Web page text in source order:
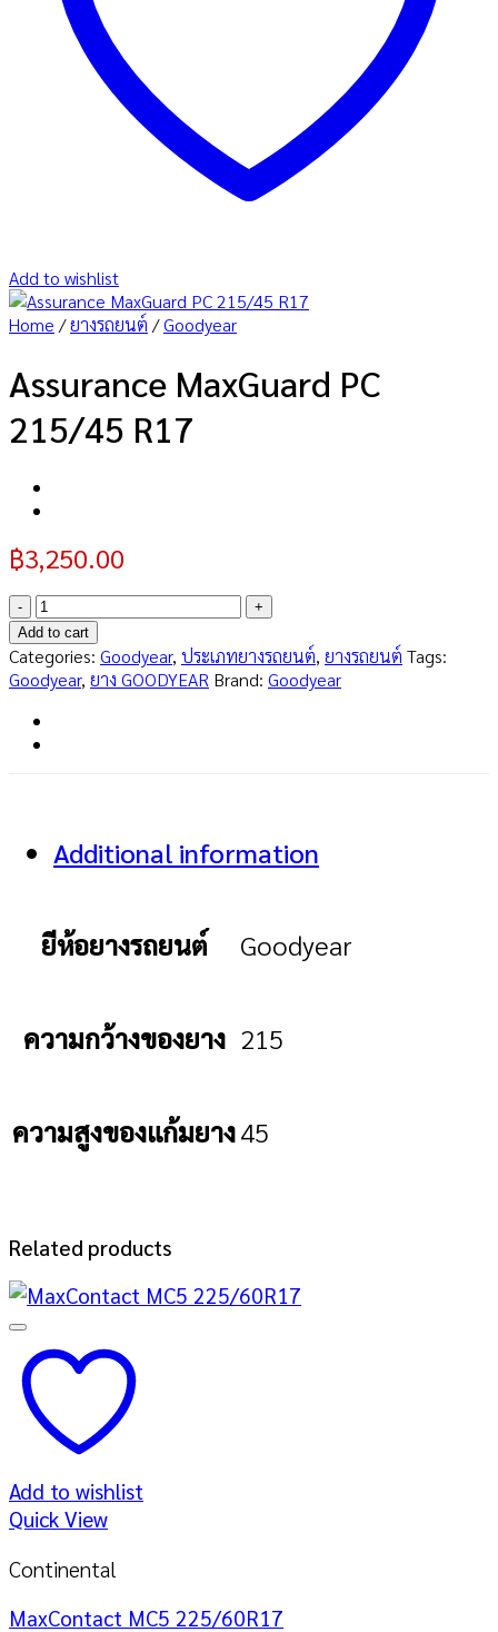
Add to wishlist
Home /ยางรถยนต์ /Goodyear
Assurance MaxGuard PC
215/45 R17
฿3,250.00
Assurance
MaxGuard
PC
215/45
R17
quantity
Add to cart
Categories: Goodyear, ประเภทยางรถยนต์, ยางรถยนต์ Tags:
Goodyear, ยาง GOODYEAR Brand: Goodyear
Additional information
ยีห้อยางรถยนต์ Goodyear
ความกว้างของยาง 215
ความสูงของแก้มยาง45
Related products
Add to wishlist
Quick View
Continental
MaxContact MC5 225/60R17